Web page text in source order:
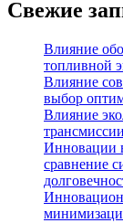
Свежие
Влияние
топливной
Влияние
выбор
Влияние
Инновации
сравнение